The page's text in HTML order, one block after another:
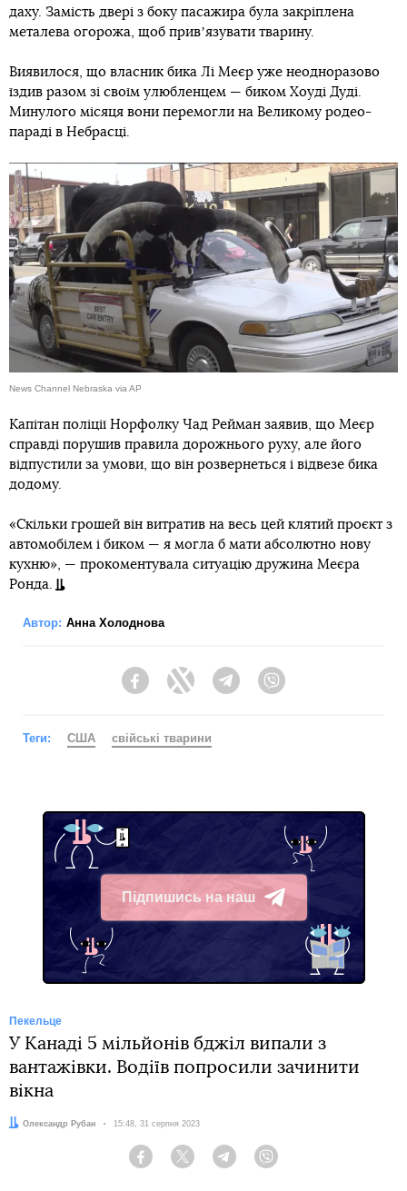
даху. Замість двері з боку пасажира була закріплена
металева огорожа, щоб привʼязувати тварину.
Виявилося, що власник бика Лі Меєр уже неодноразово
їздив разом зі своїм улюбленцем — биком Хоуді Дуді.
Минулого місяця вони перемогли на Великому родео-
параді в Небрасці.
News Channel Nebraska via AP
Капітан поліції Норфолку Чад Рейман заявив, що Меєр
справді порушив правила дорожнього руху, але його
відпустили за умови, що він розвернеться і відвезе бика
додому.
«Скільки грошей він витратив на весь цей клятий проєкт з
автомобілем і биком — я могла б мати абсолютно нову
кухню», — прокоментувала ситуацію дружина Меєра
Ронда.
Автор: Анна Холоднова
FacebookTwitter Telegram
Теги: США свійські тварини
Підпишись на наш
Telegram
Пекельце
У Канаді 5 мільйонів бджіл випали з
вантажівки. Водіїв попросили зачинити
вікна
Автор:
Олександр Рубан Дата:
15:48, 31 серпня 2023
Facebook Twitter Telegram